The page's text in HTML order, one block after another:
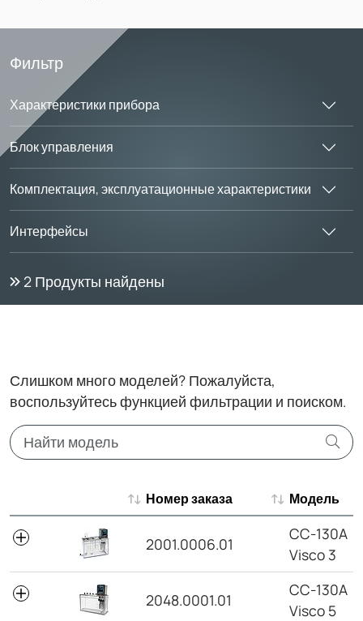
Фильтр
Характеристики прибора
Блок управления
Комплектация, эксплуатационные характеристики
Интерфейсы
2 Продукты найдены
Слишком много моделей? Пожалуйста,
воспользуйтесь функцией фильтрации и поиском.
Номер заказа
Модель
Модель
2001.0006.01
CC-130A
Visco 3
2048.0001.01
CC-130A
Visco 5